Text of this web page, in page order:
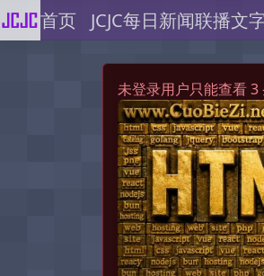
首页 JCJC每日新闻联播文
未登录用户只能查看 3